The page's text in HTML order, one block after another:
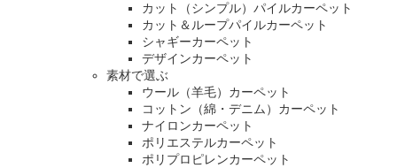
カット（シンプル）パイルカーペット
カット＆ループパイルカーペット
シャギーカーペット
デザインカーペット
素材で選ぶ
ウール（羊毛）カーペット
コットン（綿・デニム）カーペット
ナイロンカーペット
ポリエステルカーペット
ポリプロピレンカーペット